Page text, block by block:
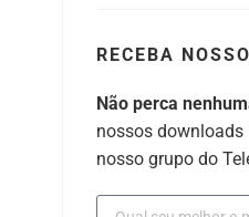
RECEBA
Não perca
nossos downloads
nosso grupo do